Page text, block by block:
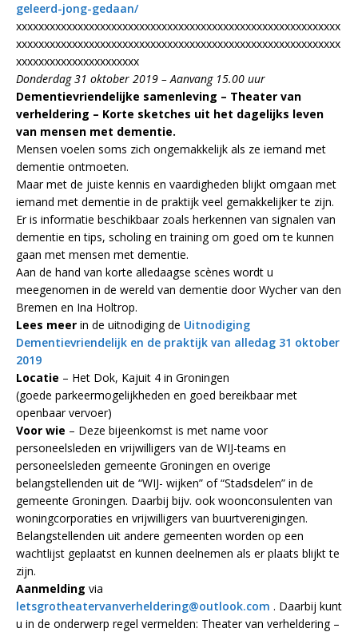
geleerd-jong-gedaan/
xxxxxxxxxxxxxxxxxxxxxxxxxxxxxxxxxxxxxxxxxxxxxxxxxxxxxxxxxx
xxxxxxxxxxxxxxxxxxxxxxxxxxxxxxxxxxxxxxxxxxxxxxxxxxxxxxxxxx
xxxxxxxxxxxxxxxxxxxxxx
Donderdag 31 oktober 2019 – Aanvang 15.00 uur
Dementievriendelijke samenleving – Theater van
verheldering – Korte sketches uit het dagelijks leven
van mensen met dementie.
Mensen voelen soms zich ongemakkelijk als ze iemand met
dementie ontmoeten.
Maar met de juiste kennis en vaardigheden blijkt omgaan met
iemand met dementie in de praktijk veel gemakkelijker te zijn.
Er is informatie beschikbaar zoals herkennen van signalen van
dementie en tips, scholing en training om goed om te kunnen
gaan met mensen met dementie.
Aan de hand van korte alledaagse scènes wordt u
meegenomen in de wereld van dementie door Wycher van den
Bremen en Ina Holtrop.
Lees meer in de uitnodiging de Uitnodiging
Dementievriendelijk en de praktijk van alledag 31 oktober
2019
Locatie – Het Dok, Kajuit 4 in Groningen
(goede parkeermogelijkheden en goed bereikbaar met
openbaar vervoer)
Voor wie – Deze bijeenkomst is met name voor
personeelsleden en vrijwilligers van de WIJ-teams en
personeelsleden gemeente Groningen en overige
belangstellenden uit de “WIJ- wijken” of “Stadsdelen” in de
gemeente Groningen. Daarbij bijv. ook woonconsulenten van
woningcorporaties en vrijwilligers van buurtverenigingen.
Belangstellenden uit andere gemeenten worden op een
wachtlijst geplaatst en kunnen deelnemen als er plaats blijkt te
zijn.
Aanmelding via
letsgrotheatervanverheldering@outlook.com . Daarbij kunt
u in de onderwerp regel vermelden: Theater van verheldering –